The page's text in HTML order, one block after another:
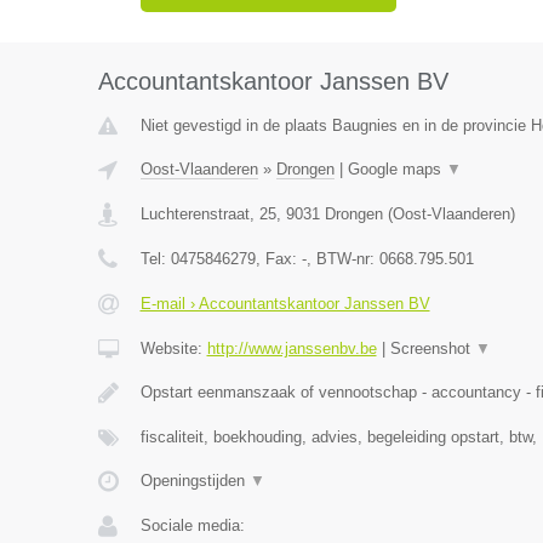
Accountantskantoor Janssen BV
Niet gevestigd in de plaats Baugnies en in de provincie
Oost-Vlaanderen» Drongen| Google maps ▼
Luchterenstraat, 25, 9031 Drongen(Oost-Vlaanderen)
Tel: 0475846279, Fax: -, BTW-nr: 0668.795.501
E-mail › Accountantskantoor Janssen BV
Website: http://www.janssenbv.be| Screenshot ▼
Opstart eenmanszaak of vennootschap - accountancy -
fiscaliteit, boekhouding, advies, begeleiding opstart, btw,
Openingstijden ▼
Sociale media: